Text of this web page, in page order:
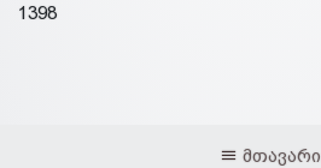
1398
მთავარი